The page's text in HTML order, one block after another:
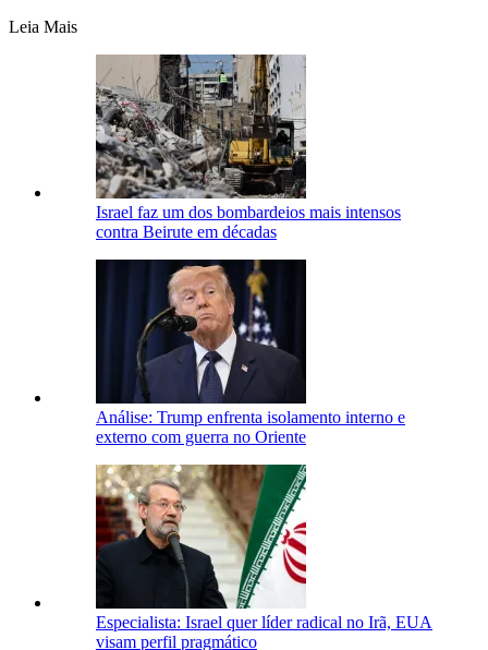
Leia Mais
Israel faz um dos bombardeios mais intensos
contra Beirute em décadas
Análise: Trump enfrenta isolamento interno e
externo com guerra no Oriente
Especialista: Israel quer líder radical no Irã, EUA
visam perfil pragmático